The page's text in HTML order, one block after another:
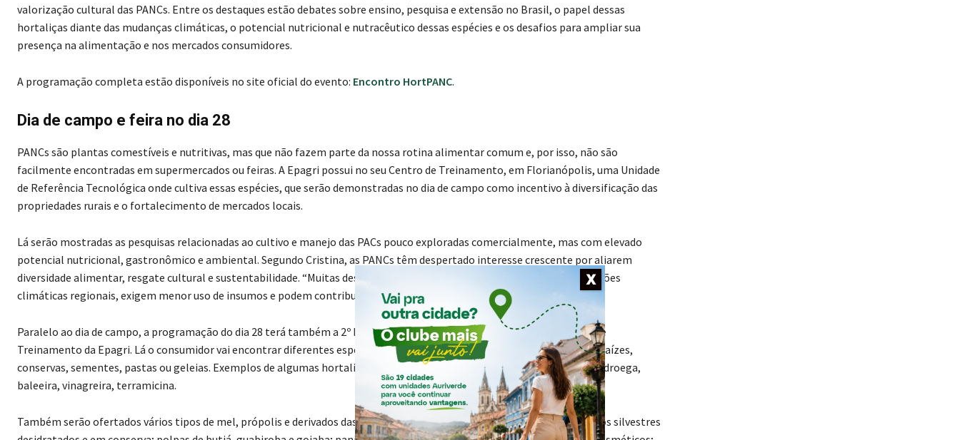
valorização cultural das PANCs. Entre os destaques estão debates sobre ensino, pesquisa e extensão no Brasil, o papel dessas
hortaliças diante das mudanças climáticas, o potencial nutricional e nutracêutico dessas espécies e os desafios para ampliar sua
presença na alimentação e nos mercados consumidores.
A programação completa estão disponíveis no site oficial do evento: Encontro HortPANC.
Dia de campo e feira no dia 28
PANCs são plantas comestíveis e nutritivas, mas que não fazem parte da nossa rotina alimentar comum e, por isso, não são
facilmente encontradas em supermercados ou feiras. A Epagri possui no seu Centro de Treinamento, em Florianópolis, uma Unidade
de Referência Tecnológica onde cultiva essas espécies, que serão demonstradas no dia de campo como incentivo à diversificação das
propriedades rurais e o fortalecimento de mercados locais.
Lá serão mostradas as pesquisas relacionadas ao cultivo e manejo das PACs pouco exploradas comercialmente, mas com elevado
potencial nutricional, gastronômico e ambiental. Segundo Cristina, as PANCs têm despertado interesse crescente por aliarem
diversidade alimentar, resgate cultural e sustentabilidade. “Muitas dessas espécies apresentam alta adaptação às condições
climáticas regionais, exigem menor uso de insumos e podem contribuir para sistemas agrícolas mais resilientes”, diz ela.
Paralelo ao dia de campo, a programação do dia 28 terá também a 2º Feira PANC, que acontece das 9h às 17h no Centro de
Treinamento da Epagri. Lá o consumidor vai encontrar diferentes espéciesin natura, desidratadas, chás, sucos, farinhas, raízes,
conservas, sementes, pastas ou geleias. Exemplos de algumas hortaliças: azedinha, peixinho, radiche, ora-pro-nóbis, beldroega,
baleeira, vinagreira, terramicina.
Também serão ofertados vários tipos de mel, própolis e derivados das abelhas sem ferrão; flores desidratadas, cogumelos silvestres
X